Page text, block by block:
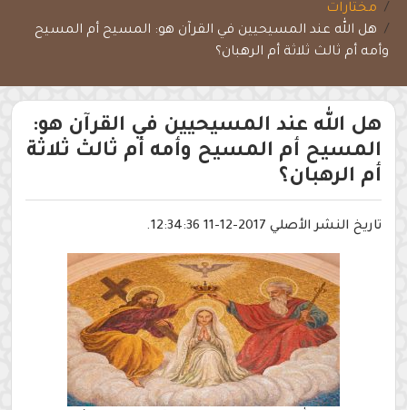
مختارات
هل الله عند المسيحيين في القرآن هو: المسيح أم المسيح
وأمه أم ثالث ثلاثة أم الرهبان؟
هل الله عند المسيحيين في القرآن هو:
المسيح أم المسيح وأمه أم ثالث ثلاثة
أم الرهبان؟
تاريخ النشر الأصلي 2017-12-11 12:34:36.